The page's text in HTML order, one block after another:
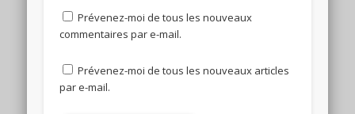
Prévenez-moi de tous les nouveaux
commentaires par e-mail.
Prévenez-moi de tous les nouveaux articles
par e-mail.